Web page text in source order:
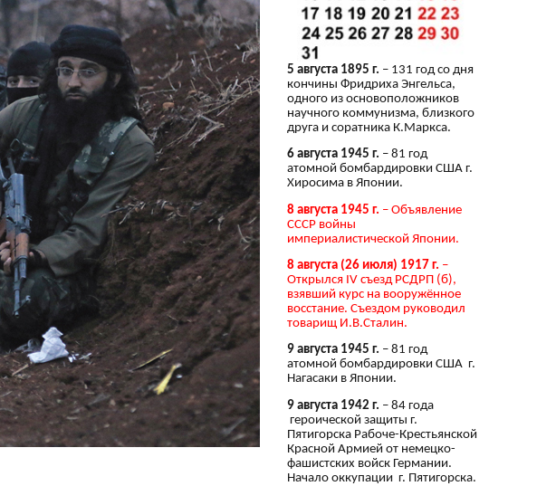
5 августа 1895 г. – 131 год со дня
кончины Фридриха Энгельса,
одного из основоположников
научного коммунизма, близкого
друга и соратника К.Маркса.
6 августа 1945 г. – 81 год
атомной бомбардировки США г.
Хиросима в Японии.
8 августа 1945 г. – Объявление
СССР войны
империалистической Японии.
8 августа (26 июля) 1917 г. –
Открылся IV съезд РСДРП (б),
взявший курс на вооружённое
восстание. Съездом руководил
товарищ И.В.Сталин.
9 августа 1945 г. – 81 год
атомной бомбардировки США г.
Нагасаки в Японии.
9 августа 1942 г. – 84 года
героической защиты г.
Пятигорска Рабоче-Крестьянской
Красной Армией от немецко-
фашистских войск Германии.
Начало оккупации г. Пятигорска.